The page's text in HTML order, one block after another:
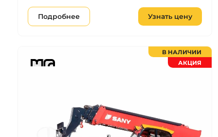
Подробнее Узнать цену
В НАЛИЧИИ
АКЦИЯ